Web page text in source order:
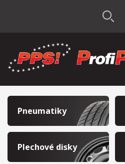
Pneumatiky
Plechové disky